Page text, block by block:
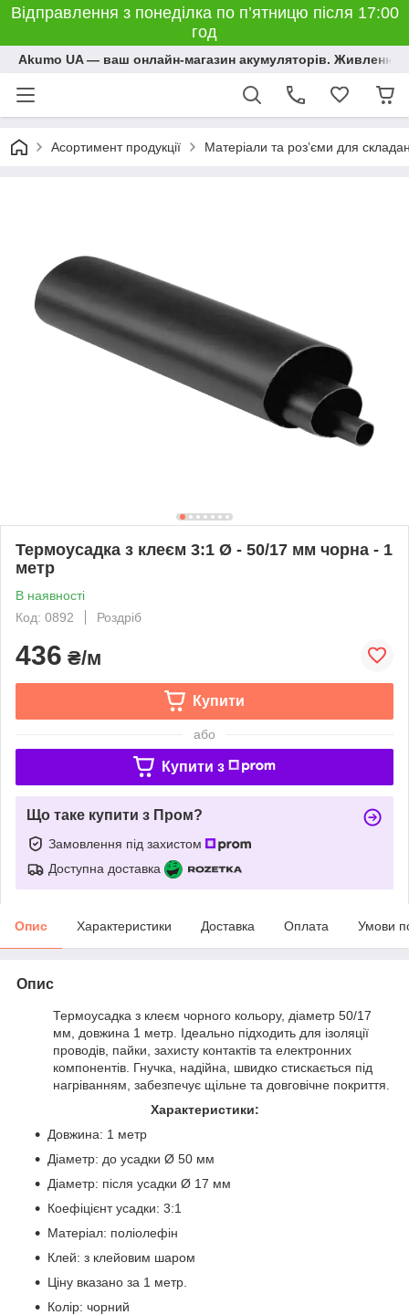
Відправлення з понеділка по п’ятницю після 17:00
год
Akumo UA — ваш онлайн-магазин акумуляторів. Живлення,
Асортимент продукції Матеріали та розʼєми для
Термоусадка з клеєм 3:1 Ø - 50/17 мм чорна - 1
метр
В наявності
Код: 0892
Роздріб
436 ₴/м
Купити
або
Купити з
Що таке купити з Пром?
Замовлення під захистом
Доступна доставка
Опис Характеристики Доставка Оплата Умови
Опис
Термоусадка з клеєм чорного кольору, діаметр 50/17
мм, довжина 1 метр. Ідеально підходить для ізоляції
проводів, пайки, захисту контактів та електронних
компонентів. Гнучка, надійна, швидко стискається під
нагріванням, забезпечує щільне та довговічне покриття.
Характеристики:
Довжина: 1 метр
Діаметр: до усадки Ø 50 мм
Діаметр: після усадки Ø 17 мм
Коефіцієнт усадки: 3:1
Матеріал: поліолефін
Клей: з клейовим шаром
Ціну вказано за 1 метр.
Колір: чорний